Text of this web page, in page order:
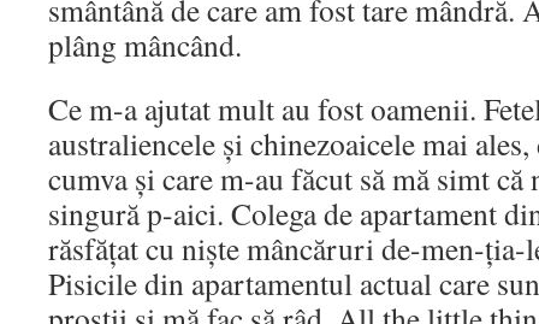
smântână de care am fost tare mândră.
plâng mâncând.
Ce m-a ajutat mult au fost oamenii.
australiencele și chinezoaicele mai
cumva și care m-au făcut să mă simt
singură p-aici. Colega de apartament
răsfățat cu niște mâncăruri de-men-
Pisicile din apartamentul actual care